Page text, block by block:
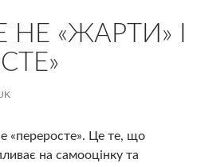
НЕ «ЖАРТИ» І
«переросте». Це те, що
на самооцінку та